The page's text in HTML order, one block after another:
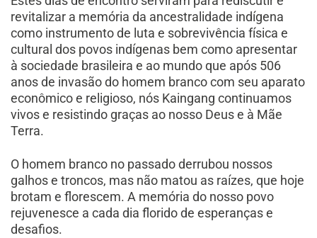
revitalizar a memória da ancestralidade indígena
como instrumento de luta e sobrevivência física e
cultural dos povos indígenas bem como apresentar
à sociedade brasileira e ao mundo que após 506
anos de invasão do homem branco com seu aparato
econômico e religioso, nós Kaingang continuamos
vivos e resistindo graças ao nosso Deus e à Mãe
Terra.
O homem branco no passado derrubou nossos
galhos e troncos, mas não matou as raízes, que hoje
brotam e florescem. A memória do nosso povo
rejuvenesce a cada dia florido de esperanças e
desafios.